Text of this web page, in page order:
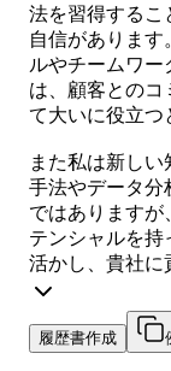
法を習得するこ
自信がありま
ルやチームワ
は、顧客とのコ
て大いに役立つ
また私は新し
手法やデータ分
ではありますが
テンシャルを持
活かし、貴社に
履歴書作成